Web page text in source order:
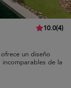
10.0(4)
un diseño
de la